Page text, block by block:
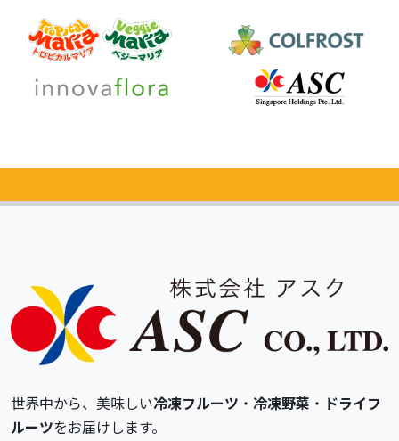
カタログ無料請求
世界中から、美味しい冷凍フルーツ ・ 冷凍野菜 ・ ドライフ
ルーツをお届けします。